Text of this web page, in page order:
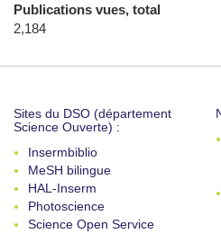
Publications vues, total
2,184
Sites du DSO (département
Science Ouverte) :
Insermbiblio
MeSH bilingue
HAL-Inserm
Photoscience
Science Open Service